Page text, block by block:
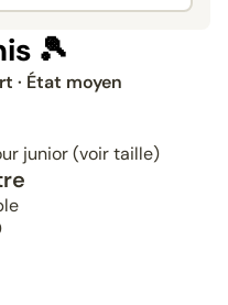
🎾
· État moyen
junior (voir taille)